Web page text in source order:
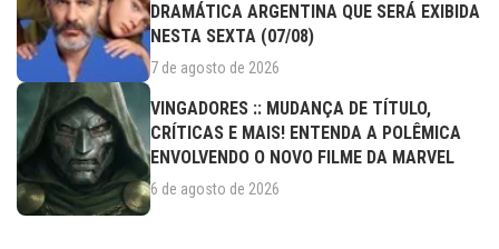
DRAMÁTICA ARGENTINA QUE SERÁ EXIBIDA
NESTA SEXTA (07/08)
7 de agosto de 2026
VINGADORES :: MUDANÇA DE TÍTULO,
CRÍTICAS E MAIS! ENTENDA A POLÊMICA
ENVOLVENDO O NOVO FILME DA MARVEL
6 de agosto de 2026